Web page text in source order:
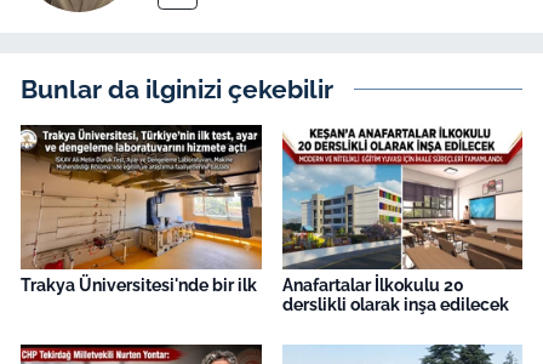
Bunlar da ilginizi çekebilir
Trakya Üniversitesi'nde bir ilk
Anafartalar İlkokulu 20
derslikli olarak inşa edilecek